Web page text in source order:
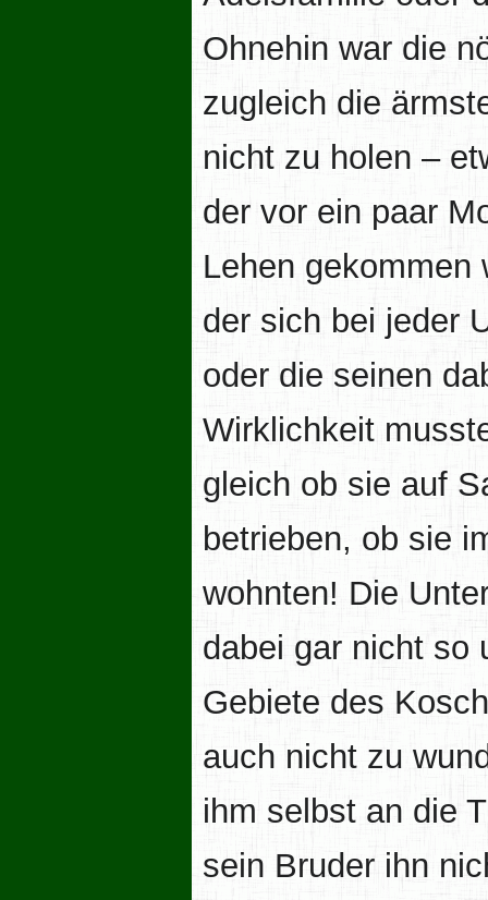
Ohnehin war die
zugleich die
nicht zu holen –
der vor ein paar
Lehen gekommen
der sich bei jeder
oder die seinen
Wirklichkeit
gleich ob sie auf
betrieben, ob sie
wohnten! Die
dabei gar nicht so
Gebiete des
auch nicht zu
ihm selbst an die
sein Bruder ihn